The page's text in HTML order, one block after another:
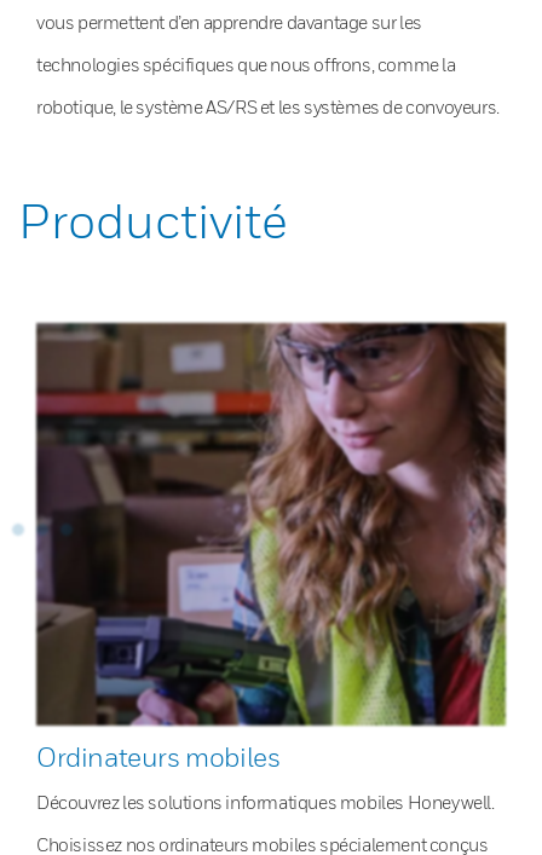
vous permettent d’en apprendre davantage sur les
technologies spécifiques que nous offrons, comme la
robotique, le système AS/RS et les systèmes de convoyeurs.
Productivité
Ordinateurs mobiles
Découvrez les solutions informatiques mobiles Honeywell.
Choisissez nos ordinateurs mobiles spécialement conçus